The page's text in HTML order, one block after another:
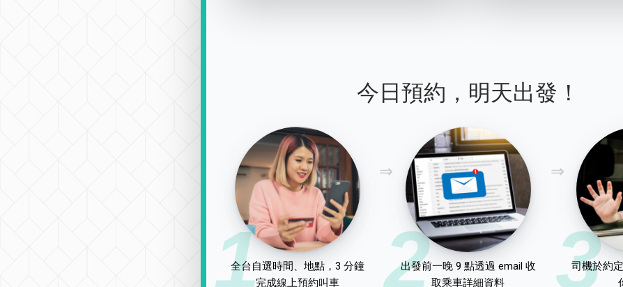
今日預約，明天出發！
1
全台自選時間、地點，3 分鐘
完成線上預約叫車
2
出發前一晚 9 點透過 email 收
取乘車詳細資料
3
司機於約